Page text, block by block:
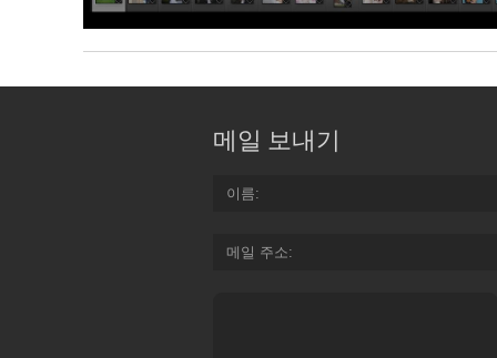
메일 보내기
이름
메일 주소